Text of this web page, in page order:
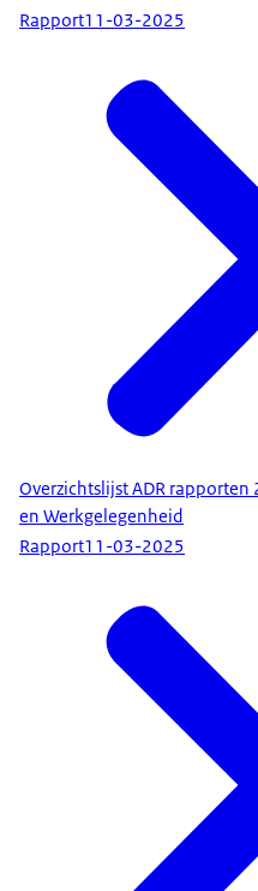
Rapport11-03-2025
Overzichtslijst ADR
en Werkgelegenheid
Rapport11-03-2025